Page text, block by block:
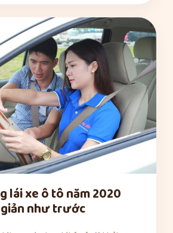
lái xe ô tô năm 2020
như trước